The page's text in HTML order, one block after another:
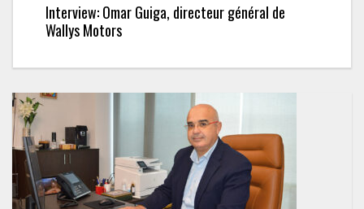
Interview: Omar Guiga, directeur général de
Wallys Motors